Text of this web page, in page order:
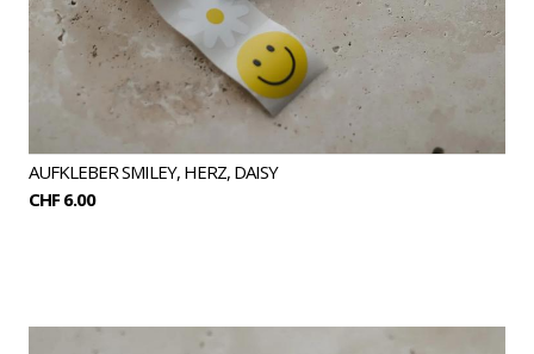
AUFKLEBER SMILEY, HERZ, DAISY
CHF 6.00